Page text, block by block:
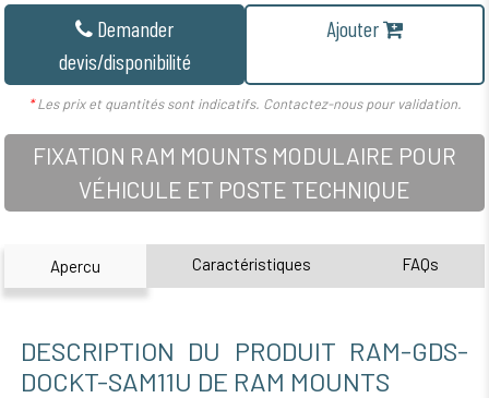
Demander
devis/disponibilité
Ajouter
*Les prix et quantités sont indicatifs. Contactez-nous pour validation.
FIXATION RAM MOUNTS MODULAIRE POUR
VÉHICULE ET POSTE TECHNIQUE
Apercu Caractéristiques FAQs
DESCRIPTION DU PRODUIT RAM-GDS-
DOCKT-SAM11U DE RAM MOUNTS